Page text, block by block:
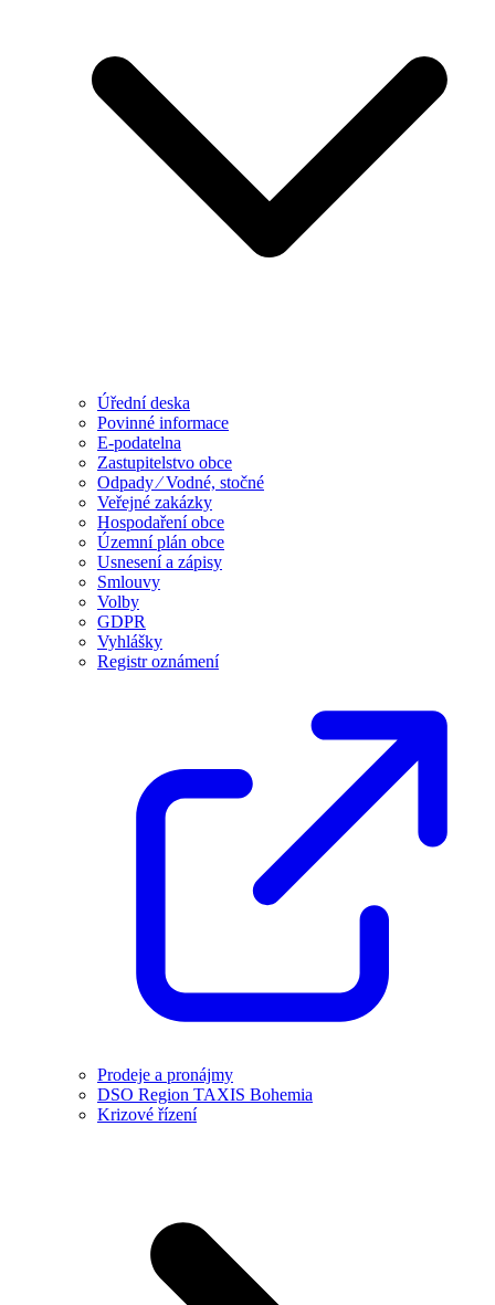
Úřední deska
Povinné informace
E-podatelna
Zastupitelstvo obce
Odpady ⁄ Vodné, stočné
Veřejné zakázky
Hospodaření obce
Územní plán obce
Usnesení a zápisy
Smlouvy
Volby
GDPR
Vyhlášky
Registr oznámení
Prodeje a pronájmy
DSO Region TAXIS Bohemia
Krizové řízení